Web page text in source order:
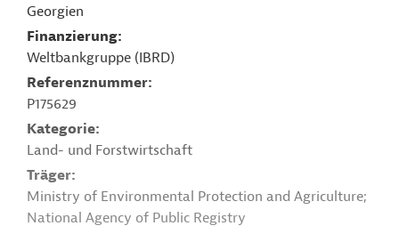
Georgien
Finanzierung
Weltbankgruppe (IBRD)
Referenznummer
P175629
Kategorie
Land- und Forstwirtschaft
Träger
Ministry of Environmental Protection and Agriculture;
National Agency of Public Registry